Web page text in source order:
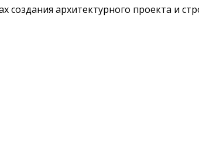
создания архитектурного проекта и